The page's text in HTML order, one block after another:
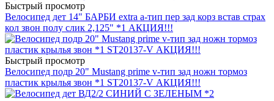
Быстрый просмотр
Велосипед дет 14" БАРБИ extra a-тип пер зад корз встав страх
кол звон полу слик 2,125" *1 АКЦИЯ!!!
Быстрый просмотр
Велосипед подр 20" Mustang prime v-тип зад ножн тормоз
пластик крылья звон *1 ST20137-V АКЦИЯ!!!